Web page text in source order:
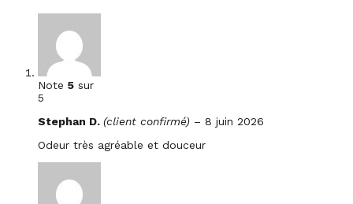
Note 5 sur
5
Stephan D. (client confirmé) – 8 juin 2026
Odeur très agréable et douceur